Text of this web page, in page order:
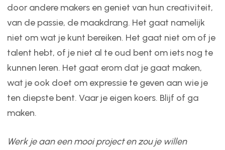
door andere makers en geniet van hun creativiteit,
van de passie, de maakdrang. Het gaat namelijk
niet om wat je kunt bereiken. Het gaat niet om of je
talent hebt, of je niet al te oud bent om iets nog te
kunnen leren. Het gaat erom dat je gaat maken,
wat je ook doet om expressie te geven aan wie je
ten diepste bent. Vaar je eigen koers. Blijf of ga
maken.
Werk je aan een mooi project en zou je willen